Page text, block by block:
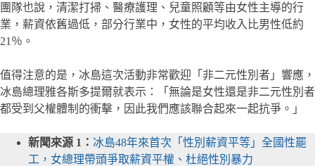
團隊也說，清潔打掃、醫療護理、兒童照顧等由女性主導的行
業，薪資依舊過低，部分行業中，女性的平均收入比男性低約
21％。
值得注意的是，冰島這次活動非常歡迎「非二元性別者」響應，
冰島總理雅各斯多提爾就表示：「無論是女性還是非二元性別者
都受到父權體制的衝擊，因此我們應該聯合起來一起抗爭。」
新聞來源 1： 冰島48年來首次「性別薪資平等」全國性罷
工，女總理帶頭爭取薪資平權、杜絕性別暴力